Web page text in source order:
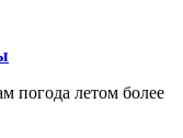
погода летом более